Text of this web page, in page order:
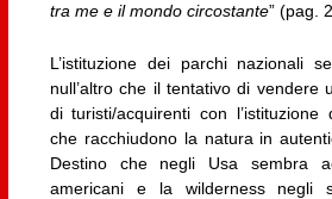
tra me e il mondo circostante” (pag.
L’istituzione dei parchi nazionali
null’altro che il tentativo di vendere
di turisti/acquirenti con l’istituzione
che racchiudono la natura in
Destino che negli Usa sembra
americani e la wilderness negli